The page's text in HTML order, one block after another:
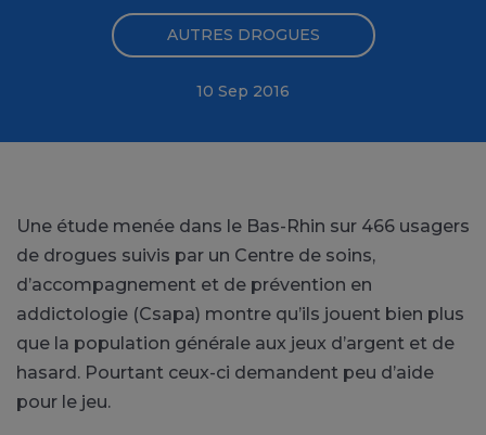
AUTRES DROGUES
10 Sep 2016
Une étude menée dans le Bas-Rhin sur 466 usagers
de drogues suivis par un Centre de soins,
d’accompagnement et de prévention en
addictologie (Csapa) montre qu’ils jouent bien plus
que la population générale aux jeux d’argent et de
hasard. Pourtant ceux-ci demandent peu d’aide
pour le jeu.